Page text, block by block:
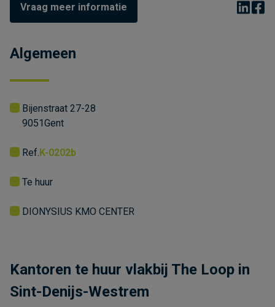
Vraag meer informatie
Algemeen
Gent
9051
Bijenstraat 27-28
Ref. K-0202b
Te huur
DIONYSIUS KMO CENTER
Kantoren te huur vlakbij The Loop in
Sint-Denijs-Westrem